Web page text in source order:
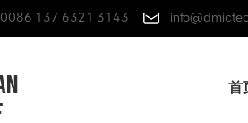
0086 137 6321 3143
首